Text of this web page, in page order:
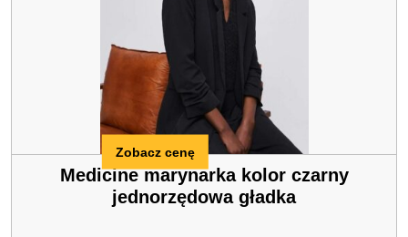
Medicine marynarka kolor czarny
jednorzędowa gładka
Zobacz cenę